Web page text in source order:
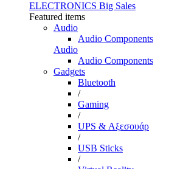
ELECTRONICS Big Sales
Featured items
Audio
Audio Components
Audio
Audio Components
Gadgets
Bluetooth
/
Gaming
/
UPS & Αξεσουάρ
/
USB Sticks
/